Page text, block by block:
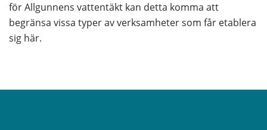
för Allgunnens vattentäkt kan detta komma att
begränsa vissa typer av verksamheter som får etablera
sig här.